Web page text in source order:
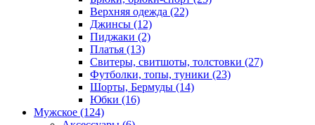
Верхняя одежда (22)
Джинсы (12)
Пиджаки (2)
Платья (13)
Свитеры, свитшоты, толстовки (27)
Футболки, топы, туники (23)
Шорты, Бермуды (14)
Юбки (16)
Мужское (124)